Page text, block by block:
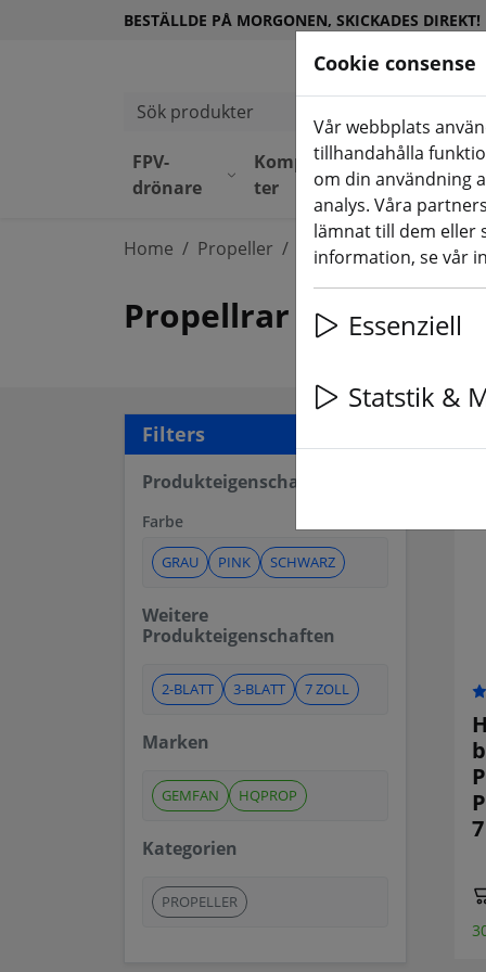
BESTÄLLDE PÅ MORGONEN, SKICKADES DIREKT!
Sök produkter
FPV-
drönare
Komponen
ter
Utrustni
ng
Home Propeller Propeller för flygplan
Propellrar för
Filters
Produkteigenschaften
Farbe
GRAU PINK SCHWARZ
Weitere
Produkteigenschaften
2-BLATT 3-BLATT 7 ZOLL
Marken
GEMFAN HQPROP
Kategorien
PROPELLER
Cookie consense
Vår webbplats
tillhandahålla
om din användning
analys. Våra
lämnat till dem eller
information, se vår
Essenziell
Statstik &